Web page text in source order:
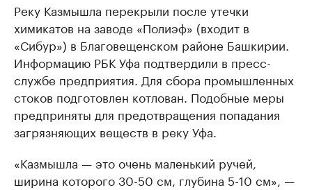
Реку Казмышла перекрыли после утечки
химикатов на заводе «Полиэф» (входит в
«Сибур») в Благовещенском районе Башкирии.
Информацию РБК Уфа подтвердили в пресс-
службе предприятия. Для сбора промышленных
стоков подготовлен котлован. Подобные меры
предприняты для предотвращения попадания
загрязняющих веществ в реку Уфа.
«Казмышла — это очень маленький ручей,
ширина которого 30-50 см, глубина 5-10 см», —